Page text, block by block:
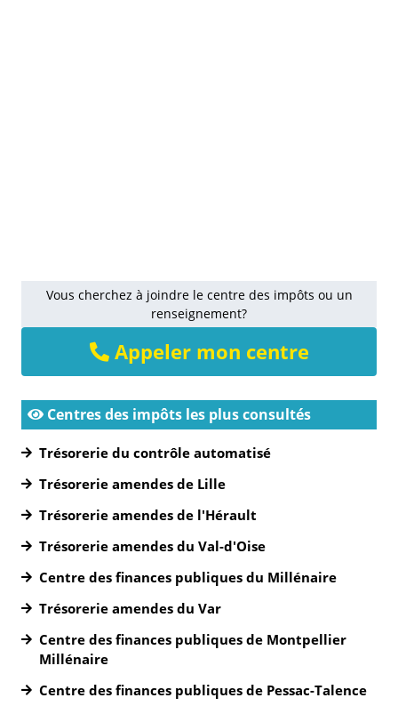
Vous cherchez à joindre le centre des impôts ou un
renseignement?
Appeler mon centre
Centres des impôts les plus consultés
Trésorerie du contrôle automatisé
Trésorerie amendes de Lille
Trésorerie amendes de l'Hérault
Trésorerie amendes du Val-d'Oise
Centre des finances publiques du Millénaire
Trésorerie amendes du Var
Centre des finances publiques de Montpellier
Millénaire
Centre des finances publiques de Pessac-Talence